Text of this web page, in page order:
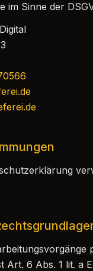
im Sinne der
Art. 6 Abs. 1 lit. a